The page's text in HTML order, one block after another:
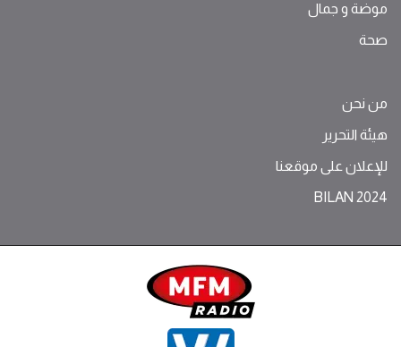
موضة ‫و‬ ‫‬‫جمال‬
صحة
من نحن
هيئة التحرير
للإعلان على موقعنا
BILAN 2024